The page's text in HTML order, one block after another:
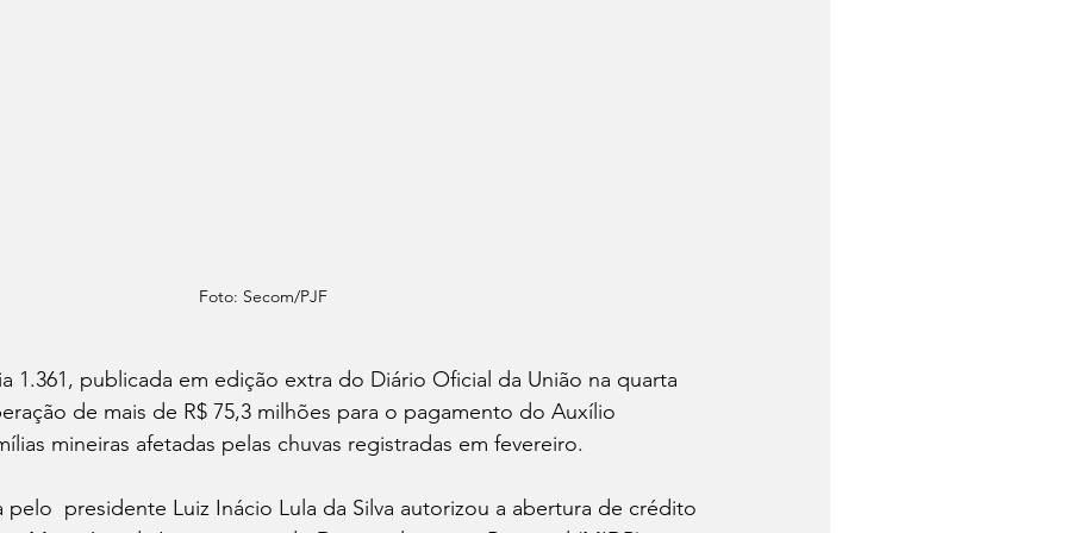
Foto: Secom/PJF
1.361, publicada em edição extra do Diário Oficial da União na quarta
de mais de R$ 75,3 milhões para o pagamento do Auxílio
mineiras afetadas pelas chuvas registradas em fevereiro.
pelo  presidente Luiz Inácio Lula da Silva autorizou a abertura de crédito